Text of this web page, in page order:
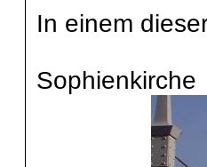
In einem
Sophienkirche